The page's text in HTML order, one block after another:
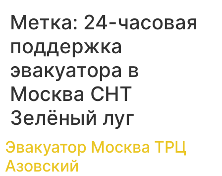
Метка: 24-часовая
поддержка
эвакуатора в
Москва СНТ
Зелёный луг
Эвакуатор Москва ТРЦ
Азовский